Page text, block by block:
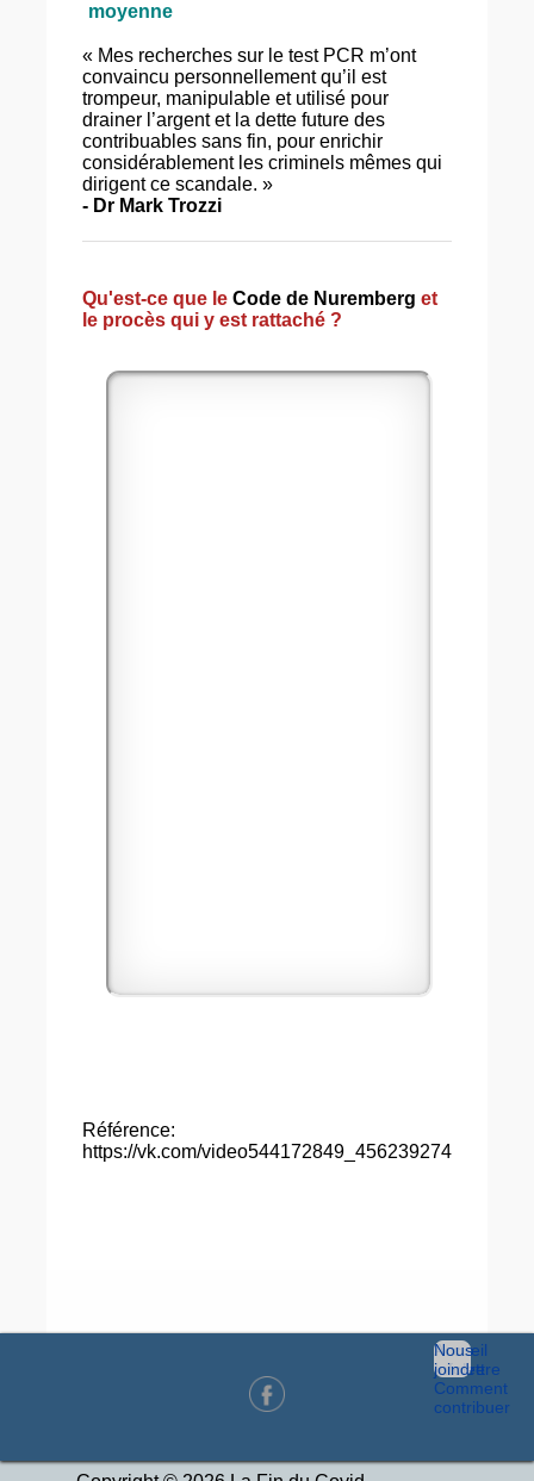
moyenne
« Mes recherches sur le test PCR m’ont
convaincu personnellement qu’il est
trompeur, manipulable et utilisé pour
drainer l’argent et la dette future des
contribuables sans fin, pour enrichir
considérablement les criminels mêmes qui
dirigent ce scandale. »
- Dr Mark Trozzi
Qu'est-ce que le Code de Nuremberg et
le procès qui y est rattaché ?
Référence:
https://vk.com/video544172849_456239274
Accueil
Infolettre
Nous
joindre
Comment
contribuer